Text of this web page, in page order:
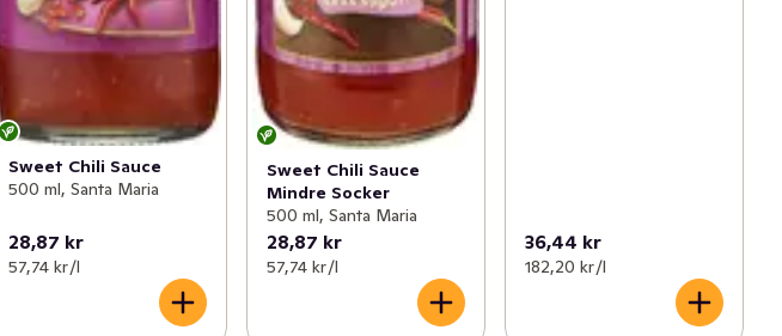
Sweet Chili Sauce
500 ml, Santa Maria
28,87 kr
57,74 kr /l
Sweet Chili Sauce
Mindre Socker
500 ml, Santa Maria
28,87 kr
57,74 kr /l
36,44 kr
182,20 kr /l